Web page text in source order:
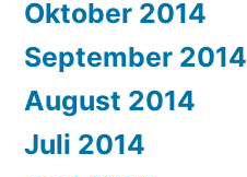
Oktober 2014
September 2014
August 2014
Juli 2014